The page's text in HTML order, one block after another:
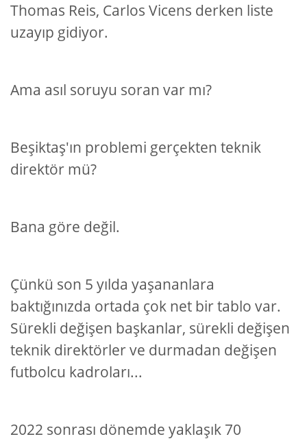
Thomas Reis, Carlos Vicens derken liste
uzayıp gidiyor.
Ama asıl soruyu soran var mı?
Beşiktaş'ın problemi gerçekten teknik
direktör mü?
Bana göre değil.
Çünkü son 5 yılda yaşananlara
baktığınızda ortada çok net bir tablo var.
Sürekli değişen başkanlar, sürekli değişen
teknik direktörler ve durmadan değişen
futbolcu kadroları...
2022 sonrası dönemde yaklaşık 70